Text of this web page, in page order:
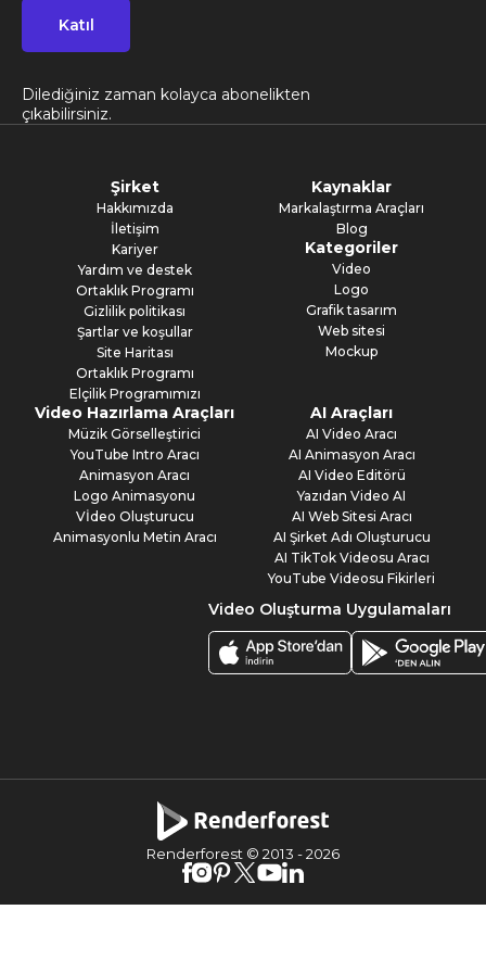
Katıl
Dilediğiniz zaman kolayca abonelikten
çıkabilirsiniz.
Şirket
Hakkımızda
İletişim
Kariyer
Yardım ve destek
Ortaklık Programı
Gizlilik politikası
Şartlar ve koşullar
Site Haritası
Ortaklık Programı
Elçilik Programımızı
Kaynaklar
Markalaştırma Araçları
Blog
Kategoriler
Video
Logo
Grafik tasarım
Web sitesi
Mockup
Video Hazırlama Araçları
Müzik Görselleştirici
YouTube Intro Aracı
Animasyon Aracı
Logo Animasyonu
Vİdeo Oluşturucu
Animasyonlu Metin Aracı
AI Araçları
AI Video Aracı
AI Animasyon Aracı
AI Video Editörü
Yazıdan Video AI
AI Web Sitesi Aracı
AI Şirket Adı Oluşturucu
AI TikTok Videosu Aracı
YouTube Videosu Fikirleri
Video Oluşturma Uygulamaları
Renderforest © 2013 -2026